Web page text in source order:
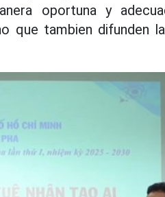
oportuna y
que tambien difunden